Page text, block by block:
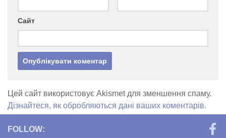
Сайт
Цей сайт використовує Akismet для зменшення спаму.
Дізнайтеся, як обробляються дані ваших коментарів.
FOLLOW: